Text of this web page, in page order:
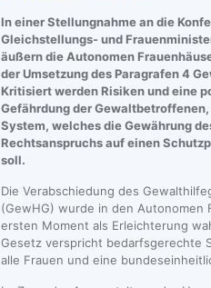
In einer Stellungnahme an die
Gleichstellungs- und
äußern die Autonomen
der Umsetzung des Paragrafen 4
Kritisiert werden Risiken und eine
Gefährdung der
System, welches die Gewährung
Rechtsanspruchs auf einen
soll.
Die Verabschiedung des
(GewHG) wurde in den Autonomen
ersten Moment als Erleichterung
Gesetz verspricht bedarfsgerechte
alle Frauen und eine